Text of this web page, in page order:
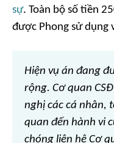
sự. Toàn bộ số tiền
được Phong sử dụng
Hiện vụ án đang
rộng. Cơ quan
nghị các cá nhân,
quan đến hành vi
chóng liên hệ Cơ